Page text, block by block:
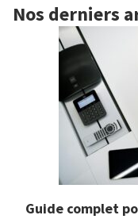
Nos derniers
Guide complet